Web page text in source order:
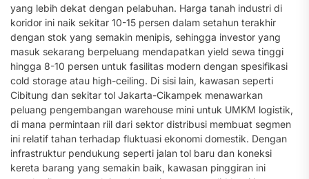
yang lebih dekat dengan pelabuhan. Harga tanah industri di
koridor ini naik sekitar 10-15 persen dalam setahun terakhir
dengan stok yang semakin menipis, sehingga investor yang
masuk sekarang berpeluang mendapatkan yield sewa tinggi
hingga 8-10 persen untuk fasilitas modern dengan spesifikasi
cold storage atau high-ceiling. Di sisi lain, kawasan seperti
Cibitung dan sekitar tol Jakarta-Cikampek menawarkan
peluang pengembangan warehouse mini untuk UMKM logistik,
di mana permintaan riil dari sektor distribusi membuat segmen
ini relatif tahan terhadap fluktuasi ekonomi domestik. Dengan
infrastruktur pendukung seperti jalan tol baru dan koneksi
kereta barang yang semakin baik, kawasan pinggiran ini